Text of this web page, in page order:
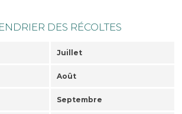
DES RÉCOLTES
Juillet
Août
Septembre